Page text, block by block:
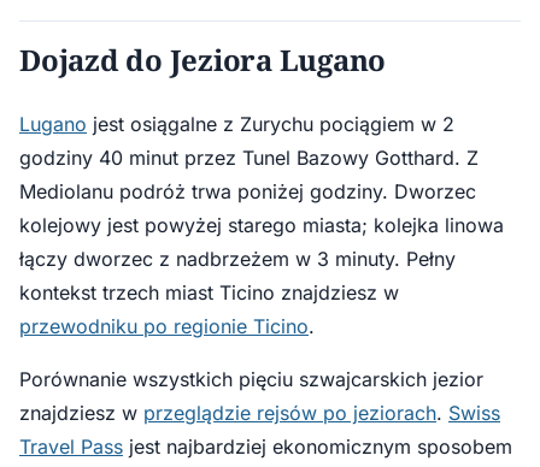
Dojazd do Jeziora Lugano
Lugano jest osiągalne z Zurychu pociągiem w 2
godziny 40 minut przez Tunel Bazowy Gotthard. Z
Mediolanu podróż trwa poniżej godziny. Dworzec
kolejowy jest powyżej starego miasta; kolejka linowa
łączy dworzec z nadbrzeżem w 3 minuty. Pełny
kontekst trzech miast Ticino znajdziesz w
przewodniku po regionie Ticino.
Porównanie wszystkich pięciu szwajcarskich jezior
znajdziesz w przeglądzie rejsów po jeziorach. Swiss
Travel Pass jest najbardziej ekonomicznym sposobem